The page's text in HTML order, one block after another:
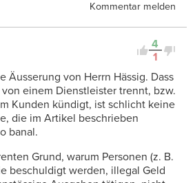
Kommentar melden
4
1
Äusserung von Herrn Hässig. Dass
einem Dienstleister trennt, bzw.
Kunden kündigt, ist schlicht keine
die im Artikel beschrieben
banal.
Grund, warum Personen (z. B.
beschuldigt werden, illegal Geld